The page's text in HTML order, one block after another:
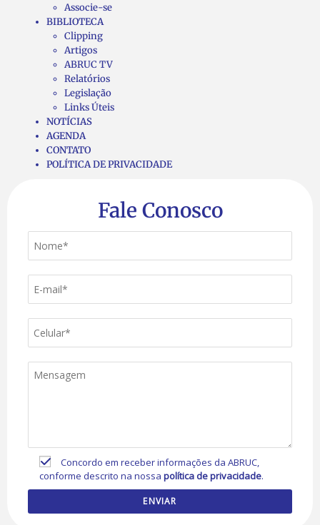
Associe-se
BIBLIOTECA
Clipping
Artigos
ABRUC TV
Relatórios
Legislação
Links Úteis
NOTÍCIAS
AGENDA
CONTATO
POLÍTICA DE PRIVACIDADE
Fale Conosco
Concordo em receber informações da ABRUC,
conforme descrito na nossapolítica de privacidade.